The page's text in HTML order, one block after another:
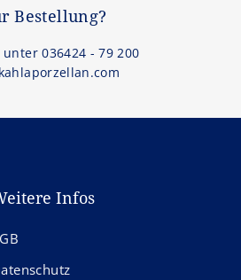
Bestellung?
036424 - 79 200
Infos